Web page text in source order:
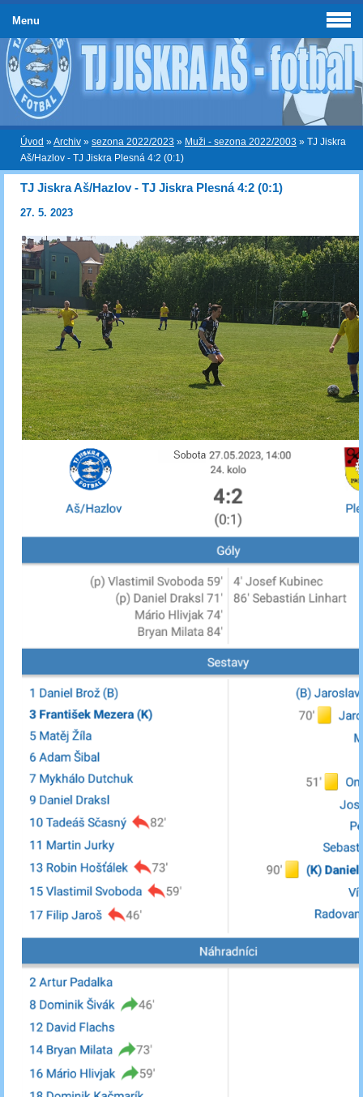
Úvod »Archiv » sezona 2022/2023 » Muži - sezona 2022/2003 » TJ Jiskra
Aš/Hazlov - TJ Jiskra Plesná 4:2 (0:1)
TJ Jiskra Aš/Hazlov - TJ Jiskra Plesná 4:2 (0:1)
27. 5. 2023
Menu